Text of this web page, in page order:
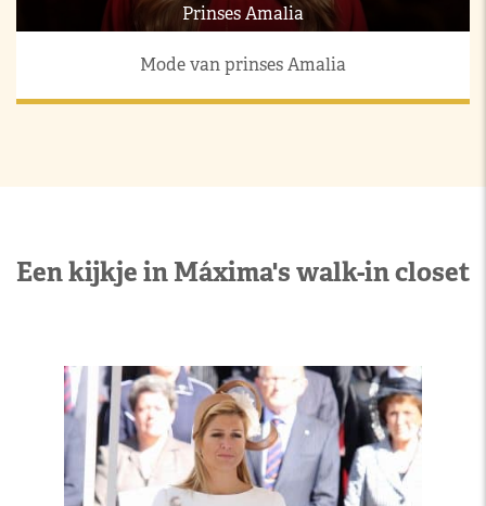
Prinses Amalia
Mode van prinses Amalia
Een kijkje in Máxima's walk-in closet